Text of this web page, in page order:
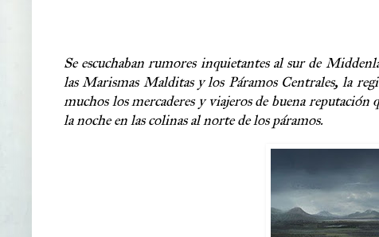
Se escuchaban rumores inquietantes al sur de
las Marismas Malditas y los Páramos Centrales, la
muchos los mercaderes y viajeros de buena
la noche en las colinas al norte de los páramos.